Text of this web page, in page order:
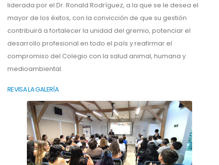
liderada por el Dr. Ronald Rodríguez, a la que se le desea el
mayor de los éxitos, con la convicción de que su gestión
contribuirá a fortalecer la unidad del gremio, potenciar el
desarrollo profesional en todo el país y reafirmar el
compromiso del Colegio con la salud animal, humana y
medioambiental.
REVISA LA GALERÍA